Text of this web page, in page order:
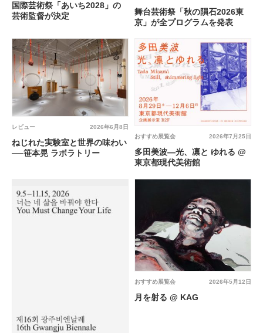
国際芸術祭「あいち2028」の
芸術監督が決定
舞台芸術祭「秋の隕石2026東
京」が全プログラムを発表
2026年6月8日
レビュー
ねじれた実験室と世界の味わい
──笹本晃 ラボラトリー
2026年7月25日
おすすめ展覧会
多田美波―光、凛と ゆれる @
東京都現代美術館
2026年5月12日
おすすめ展覧会
月を射る @ KAG